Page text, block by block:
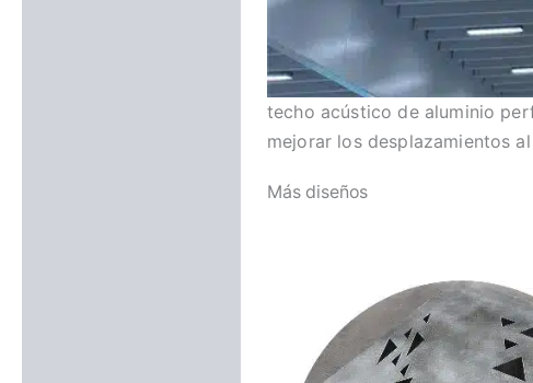
techo acústico de aluminio
mejorar los desplazamientos
Más diseños